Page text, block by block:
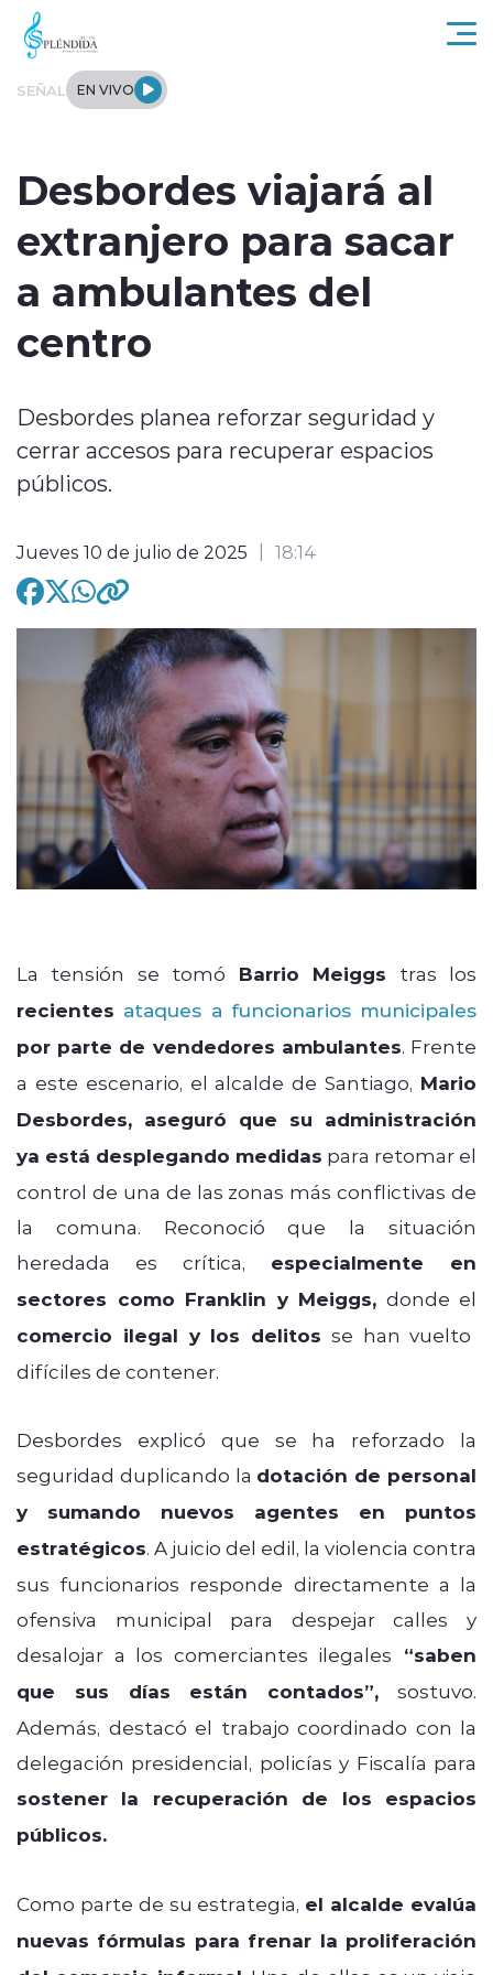
Click acá para ir directamente al contenido
SEÑAL EN VIVO
Tendencias
Deportes
Desbordes viajará al
extranjero para sacar
a ambulantes del
centro
Desbordes planea reforzar seguridad y
cerrar accesos para recuperar espacios
públicos.
Jueves 10 de julio de 2025 18:14
La tensión se tomó Barrio Meiggs tras los
recientes ataques a funcionarios municipales
por parte de vendedores ambulantes. Frente
a este escenario, el alcalde de Santiago, Mario
Desbordes, aseguró que su administración
ya está desplegando medidas para retomar el
control de una de las zonas más conflictivas de
la comuna. Reconoció que la situación
heredada es crítica, especialmente en
sectores como Franklin y Meiggs, donde el
comercio ilegal y los delitos se han vuelto
difíciles de contener.
Desbordes explicó que se ha reforzado la
seguridad duplicando la dotación de personal
y sumando nuevos agentes en puntos
estratégicos. A juicio del edil, la violencia contra
sus funcionarios responde directamente a la
ofensiva municipal para despejar calles y
desalojar a los comerciantes ilegales “saben
que sus días están contados”, sostuvo.
Además, destacó el trabajo coordinado con la
delegación presidencial, policías y Fiscalía para
sostener la recuperación de los espacios
públicos.
Como parte de su estrategia, el alcalde evalúa
nuevas fórmulas para frenar la proliferación